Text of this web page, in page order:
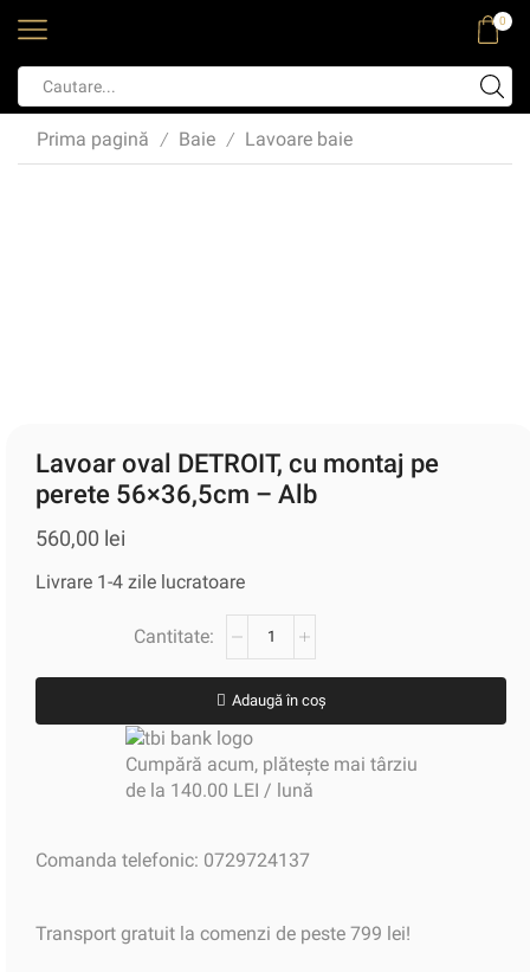
0
Prima pagină / Baie / Lavoare baie
Lavoar oval DETROIT, cu montaj pe
perete 56×36,5cm – Alb
560,00 lei
Livrare 1-4 zile lucratoare
Adaugă în coș
Cumpără acum, plătește mai târziu
de la 140.00 LEI / lună
Comanda telefonic: 0729724137
Transport gratuit la comenzi de peste 799 lei!